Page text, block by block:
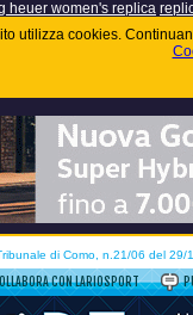
heuer women's replica
utilizza cookies.
di Como, n.21/06 del 29/
CON LARIOSPORT